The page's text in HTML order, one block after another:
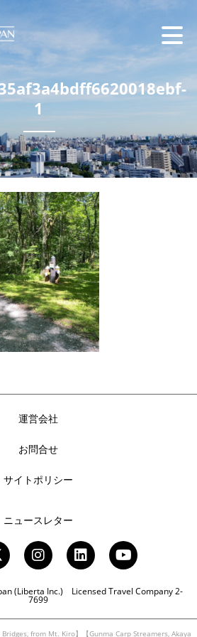
1
(Liberta Inc.) Licensed Travel Company 2-
7699
運営会社
お問合せ
サイトポリシー
ニュースレター
from Mt. Kiro】【Gunma Carp Streamers, Akaya